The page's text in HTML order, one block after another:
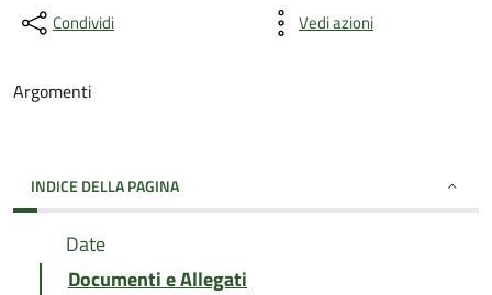
Condividi Vedi azioni
Argomenti
INDICE DELLA PAGINA
Date
Documenti e Allegati